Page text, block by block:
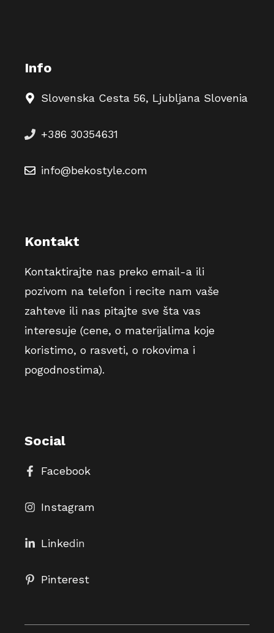
Info
Slovenska Cesta 56, Ljubljana Slovenia
+386 30354631
info@bekostyle.com
Kontakt
Kontaktirajte nas preko email-a ili
pozivom na telefon i recite nam vaše
zahteve ili nas pitajte sve šta vas
interesuje (cene, o materijalima koje
koristimo, o rasveti, o rokovima i
pogodnostima).
Social
Facebook
Instagram
Linkedin
Pinterest